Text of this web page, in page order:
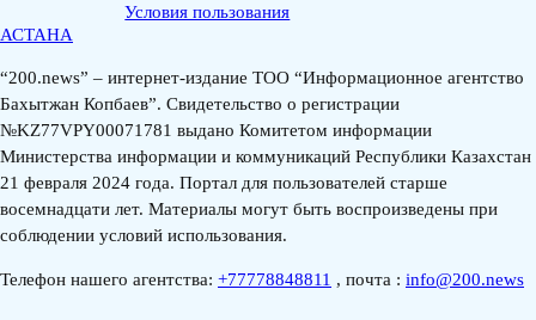
АСТАНА
Условия пользования
“200.news” – интернет-издание ТОО “Информационное агентство
Бахытжан Копбаев”. Свидетельство о регистрации
№KZ77VPY00071781 выдано Комитетом информации
Министерства информации и коммуникаций Республики Казахстан
21 февраля 2024 года. Портал для пользователей старше
восемнадцати лет. Материалы могут быть воспроизведены при
соблюдении условий использования.
Телефон нашего агентства: +77778848811 , почта : info@200.news